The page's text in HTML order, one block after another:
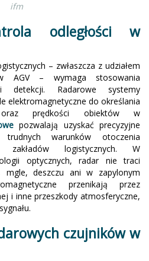
ifm
odległości w
– zwłaszcza z udziałem
AGV – wymaga stosowania
detekcji. Radarowe systemy
elektromagnetyczne do określania
oraz prędkości obiektów w
pozwalają uzyskać precyzyjne
warunków otoczenia
zakładów logistycznych. W
optycznych, radar nie traci
mgle, deszczu ani w zapylonym
przenikają przez
i inne przeszkody atmosferyczne,
czujników w